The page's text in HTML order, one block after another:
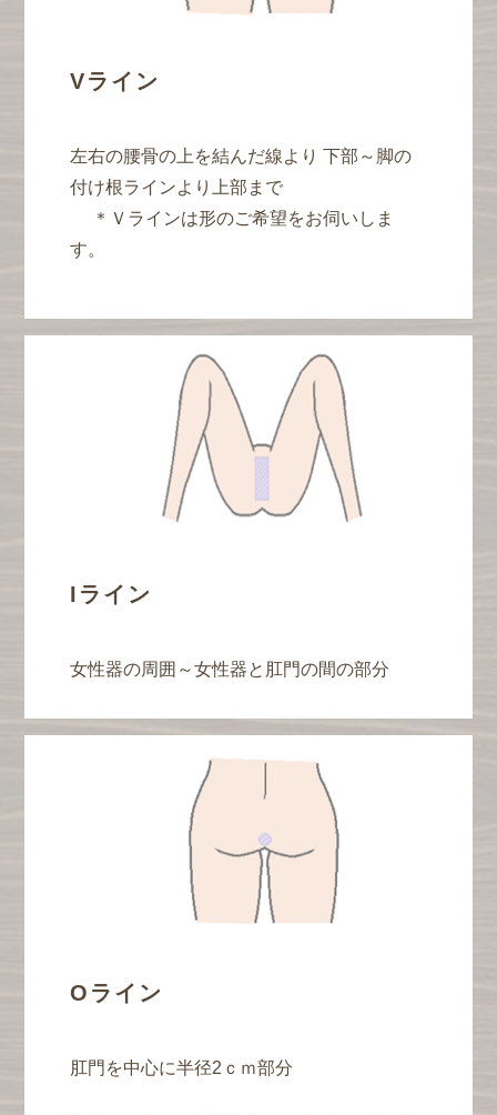
Vライン
左右の腰骨の上を結んだ線より 下部～脚の
付け根ラインより上部まで
＊Ｖラインは形のご希望をお伺いしま
す。
Iライン
女性器の周囲～女性器と肛門の間の部分
Oライン
肛門を中心に半径2ｃｍ部分